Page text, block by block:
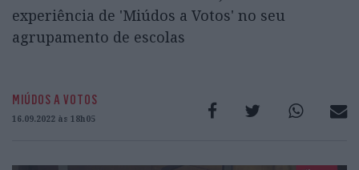
experiência de 'Miúdos a Votos' no seu
agrupamento de escolas
MIÚDOS A VOTOS
16.09.2022 às 18h05